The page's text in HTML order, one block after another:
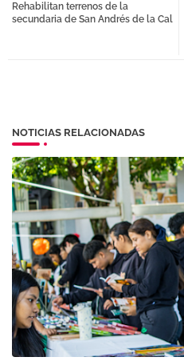
Rehabilitan terrenos de la
secundaria de San Andrés de la Cal
NOTICIAS RELACIONADAS